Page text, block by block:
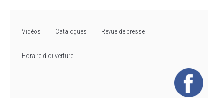
Vidéos Catalogues Revue de presse
Horaire d'ouverture